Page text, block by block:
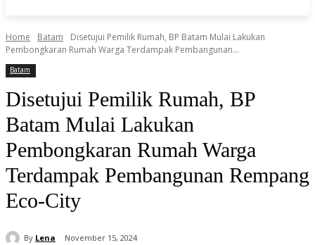
Home Batam
Disetujui Pemilik Rumah, BP Batam Mulai Lakukan
Pembongkaran Rumah Warga Terdampak Pembangunan...
Batam
Disetujui Pemilik Rumah, BP
Batam Mulai Lakukan
Pembongkaran Rumah Warga
Terdampak Pembangunan Rempang
Eco-City
By Lena November 15, 2024